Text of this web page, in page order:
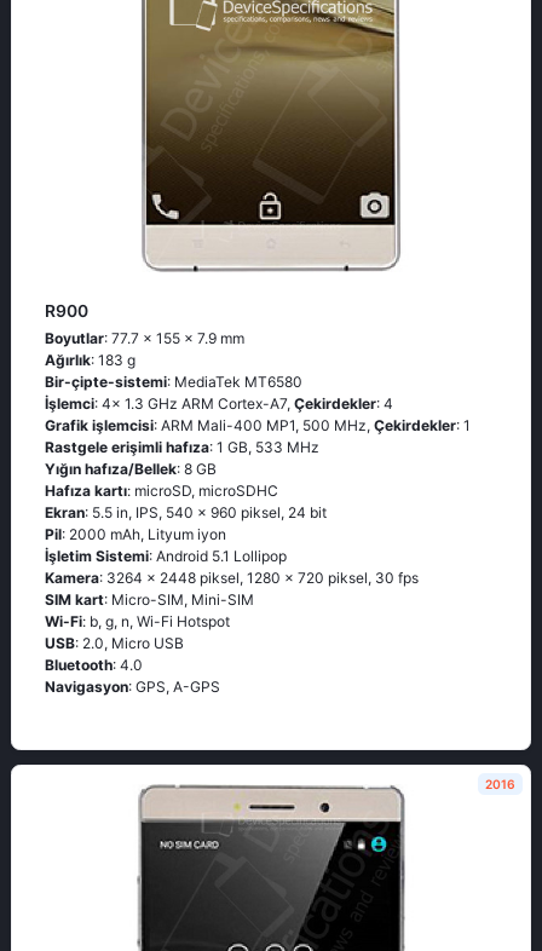
R900
Boyutlar: 77.7 x 155 x 7.9 mm
Ağırlık: 183 g
Bir-çipte-sistemi: MediaTek MT6580
İşlemci: 4x 1.3 GHz ARM Cortex-A7, Çekirdekler: 4
Grafik işlemcisi: ARM Mali-400 MP1, 500 MHz, Çekirdekler: 1
Rastgele erişimli hafıza: 1 GB, 533 MHz
Yığın hafıza/Bellek: 8 GB
Hafıza kartı: microSD, microSDHC
Ekran: 5.5 in, IPS, 540 x 960 piksel, 24 bit
Pil: 2000 mAh, Lityum iyon
İşletim Sistemi: Android 5.1 Lollipop
Kamera: 3264 x 2448 piksel, 1280 x 720 piksel, 30 fps
SIM kart: Micro-SIM, Mini-SIM
Wi-Fi: b, g, n, Wi-Fi Hotspot
USB: 2.0, Micro USB
Bluetooth: 4.0
Navigasyon: GPS, A-GPS
2016